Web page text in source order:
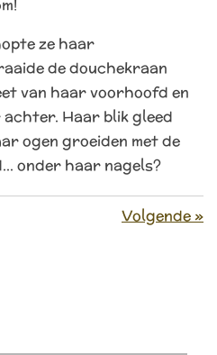
ze haar
de douchekraan
van haar voorhoofd en
Haar blik gleed
ogen groeiden met de
onder haar nagels?
Volgende»